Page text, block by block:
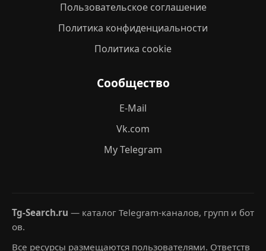
Пользовательское соглашение
Политика конфиденциальности
Политика cookie
Сообщество
E-Mail
Vk.com
My Telegram
Tg-Search.ru — каталог Telegram-каналов, групп и бот
ов.
Все ресурсы размещаются пользователями. Ответств